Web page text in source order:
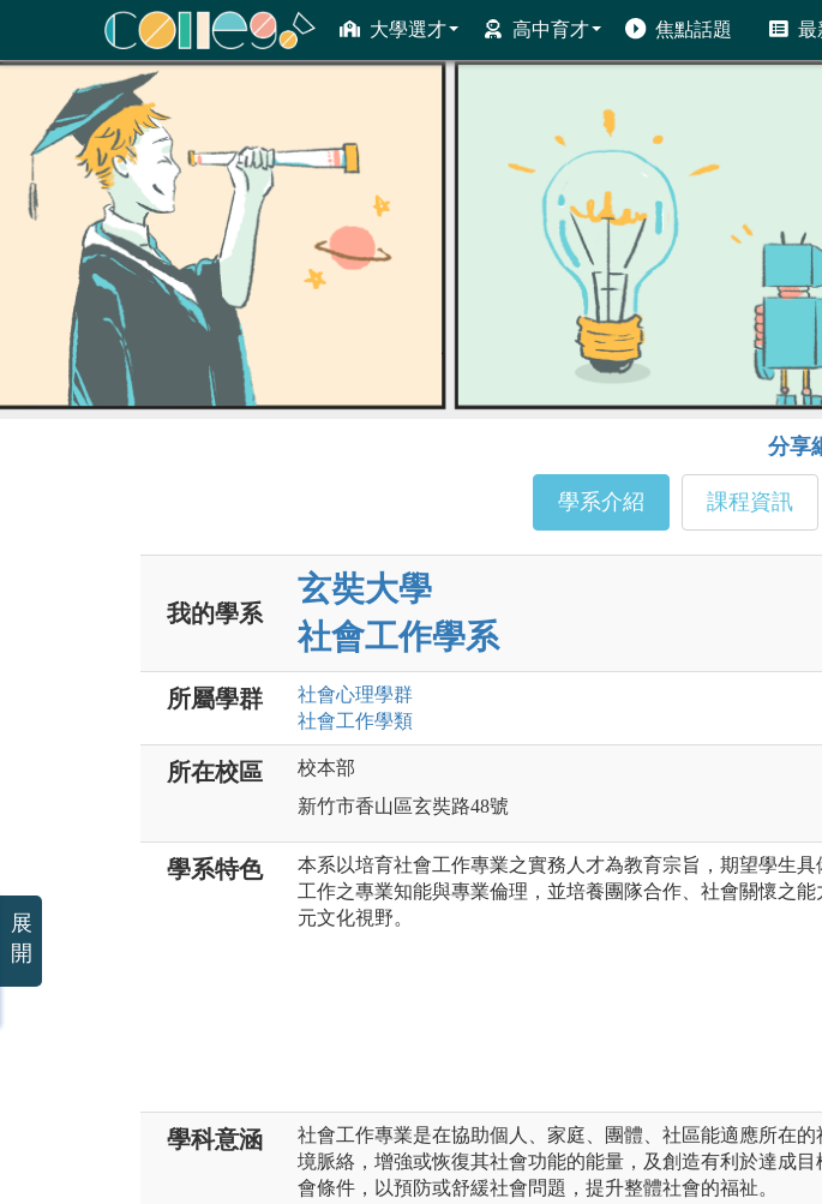
大學選才 高中育才 焦點話題 最
ColleGo! 大學選才與高中育才輔助系統
分享
學系介紹 課程資訊
我的學系
玄奘大學
社會工作學系
所屬學群 社會心理學群
社會工作學類
所在校區
校本部
新竹市香山區玄奘路48號
學系特色
本系以培育社會工作專業之實務人才為教育宗旨，期望學生具
工作之專業知能與專業倫理，並培養團隊合作、社會關懷之能
元文化視野。
學科意涵
社會工作專業是在協助個人、家庭、團體、社區能適應所在的
境脈絡，增強或恢復其社會功能的能量，及創造有利於達成目
會條件，以預防或舒緩社會問題，提升整體社會的福祉。
展
開